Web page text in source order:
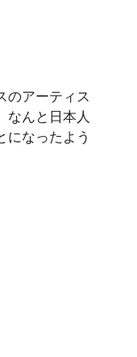
のアーティス
なんと日本人
になったよう